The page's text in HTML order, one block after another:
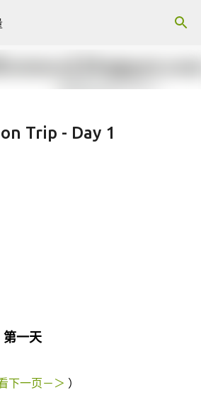
, 旅游保险有赔吗 --
Trip - Day 1
一天
下一页－＞ ）